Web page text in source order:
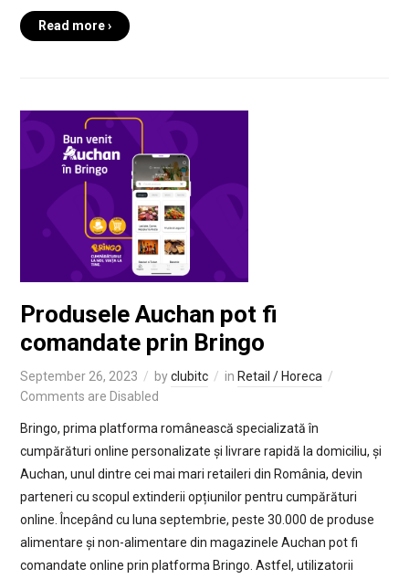
Read more ›
Produsele Auchan pot fi
comandate prin Bringo
September 26, 2023 byclubitc in Retail / Horeca
Comments are Disabled
Bringo, prima platforma românească specializată în
cumpărături online personalizate și livrare rapidă la domiciliu, și
Auchan, unul dintre cei mai mari retaileri din România, devin
parteneri cu scopul extinderii opțiunilor pentru cumpărături
online. Începând cu luna septembrie, peste 30.000 de produse
alimentare și non-alimentare din magazinele Auchan pot fi
comandate online prin platforma Bringo. Astfel, utilizatorii